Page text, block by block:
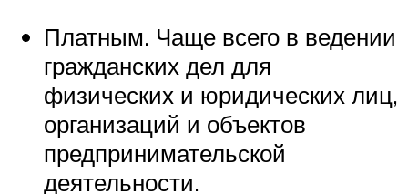
Платным. Чаще всего в ведении
гражданских дел для
физических и юридических лиц,
организаций и объектов
предпринимательской
деятельности.